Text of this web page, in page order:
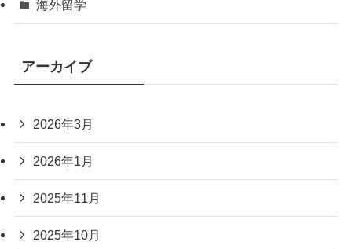
海外留学
アーカイブ
2026年3月
2026年1月
2025年11月
2025年10月